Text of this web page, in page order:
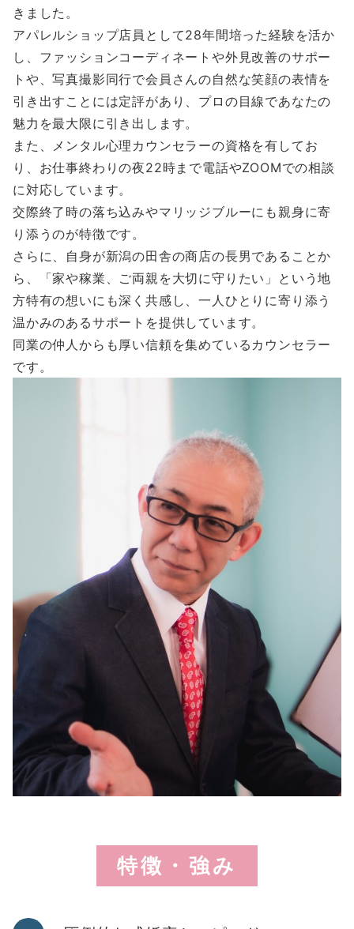
きました。
アパレルショップ店員として28年間培った経験を活か
し、ファッションコーディネートや外見改善のサポー
トや、写真撮影同行で会員さんの自然な笑顔の表情を
引き出すことには定評があり、プロの目線であなたの
魅力を最大限に引き出します。
また、メンタル心理カウンセラーの資格を有してお
り、お仕事終わりの夜22時まで電話やZOOMでの相談
に対応しています。
交際終了時の落ち込みやマリッジブルーにも親身に寄
り添うのが特徴です。
さらに、自身が新潟の田舎の商店の長男であることか
ら、「家や稼業、ご両親を大切に守りたい」という地
方特有の想いにも深く共感し、一人ひとりに寄り添う
温かみのあるサポートを提供しています。
同業の仲人からも厚い信頼を集めているカウンセラー
です。
特徴・強み